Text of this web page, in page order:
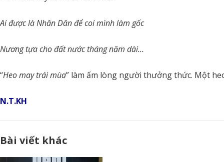
Ai được là Nhân Dân để coi mình làm gốc
Nương tựa cho đất nước tháng năm dài…
“Heo may trái mùa” làm ấm lòng người thưởng thức. Một
N.T.KH
Bài viết khác